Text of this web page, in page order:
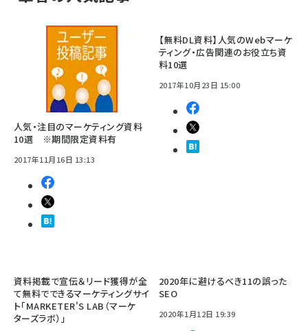
人気・注目のマーケティング資料
10選 ※期間限定資料有
2017年11月16日 13:13
【無料DL資料】人気のWebマーケ
ティング・広告関連のお役立ち資
料10選
2017年10月23日 15:00
資料掲載で宣伝＆リード獲得が全
て無料でできるマーケティングサイ
ト「MARKETER'S LAB（マーケ
ターズラボ）」
2020年に避けるべき11の誤った
SEO
2020年1月12日 19:39